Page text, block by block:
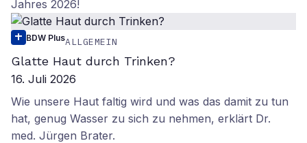
Jahres 2026!
BDW PlusALLGEMEIN
Glatte Haut durch Trinken?
16. Juli 2026
Wie unsere Haut faltig wird und was das damit zu tun
hat, genug Wasser zu sich zu nehmen, erklärt Dr.
med. Jürgen Brater.